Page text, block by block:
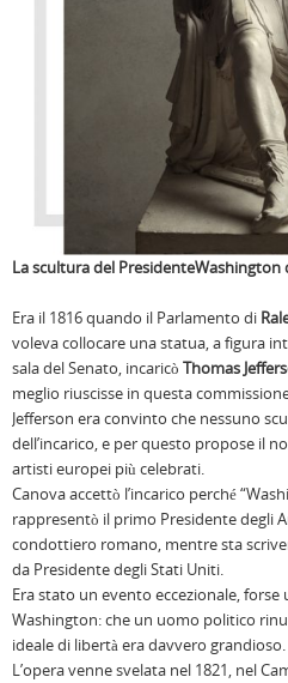
La scultura del PresidenteWashington
Era il 1816 quando il Parlamento di
voleva collocare una statua, a figura
sala del Senato, incaricò Thomas
meglio riuscisse in questa
Jefferson era convinto che nessuno
dell’incarico, e per questo propose il
artisti europei più celebrati.
Canova accettò l’incarico perché
rappresentò il primo Presidente degli
condottiero romano, mentre sta
da Presidente degli Stati Uniti.
Era stato un evento eccezionale,
Washington: che un uomo politico
ideale di libertà era davvero grandioso.
L’opera venne svelata nel 1821, nel